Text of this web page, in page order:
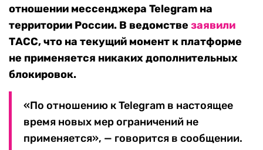
отношении мессенджера Telegram на
территории России. В ведомстве заявили
ТАСС, что на текущий момент к платформе
не применяется никаких дополнительных
блокировок.
«По отношению к Telegram в настоящее
время новых мер ограничений не
применяется», — говорится в сообщении.